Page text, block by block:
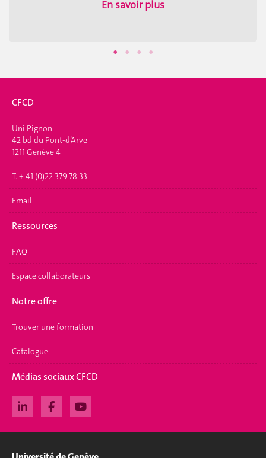
En savoir plus
CFCD
Uni Pignon
42 bd du Pont-d’Arve
1211 Genève 4
T. + 41 (0)22 379 78 33
Email
Ressources
FAQ
Espace collaborateurs
Notre offre
Trouver une formation
Catalogue
Médias sociaux CFCD